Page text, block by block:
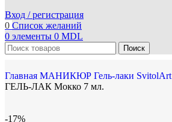
Вход / регистрация
0 Список желаний
0 элементы 0 MDL
Поиск
Главная МАНИКЮР Гель-лаки SvitolArt
ГЕЛЬ-ЛАК Мокко 7 мл.
-17%